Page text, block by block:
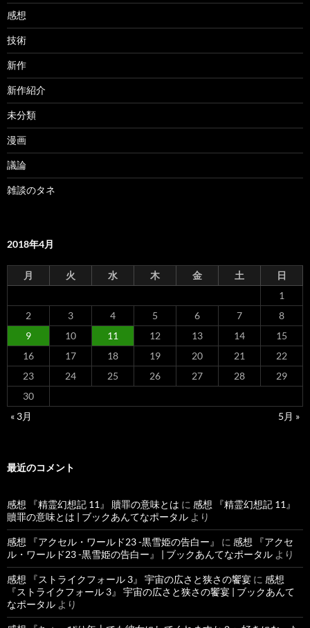
感想
技術
新作
新作紹介
未分類
漫画
議論
雑談のタネ
2018年4月
月 火 水 木 金 土
日
1
2
3 4 5 6 7
8
9
10 11 12 13 14
15
16
17 18 19 20 21
22
23
24 25 26 27 28
29
30
« 3月
5月 »
最近のコメント
感想 『精霊幻想記 11』 贖罪の意味とは に 感想 『精霊幻想記 11』
贖罪の意味とは | ブックあんてなポータル より
感想 『アクセル・ワールド23 -黒雪姫の告白ー』 に 感想 『アクセ
ル・ワールド23 -黒雪姫の告白ー』 | ブックあんてなポータル より
感想 『ストライクフォール 3』 宇宙の広さと狭さの饗宴 に 感想
『ストライクフォール 3』 宇宙の広さと狭さの饗宴 | ブックあんて
なポータル より